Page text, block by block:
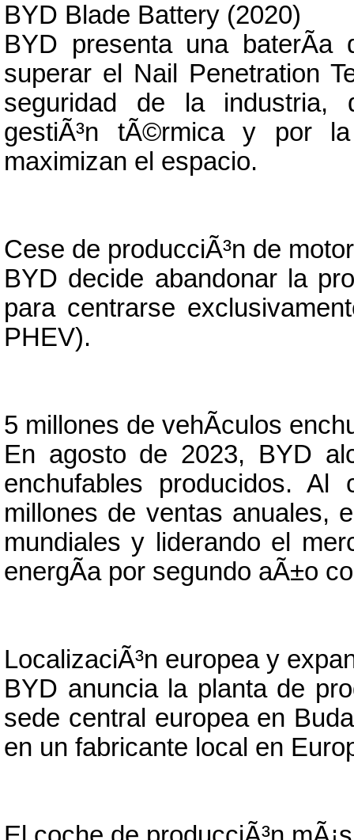
BYD Blade Battery (2020)
BYD presenta una baterÃ­a
superar el Nail Penetration
seguridad de la industria,
gestiÃ³n tÃ©rmica y por
maximizan el espacio.
Cese de producciÃ³n de
BYD decide abandonar la
para centrarse
PHEV).
5 millones de vehÃ­culos
En agosto de 2023, BYD
enchufables producidos.
millones de ventas anuales,
mundiales y liderando el
energÃ­a por segundo aÃ±o
LocalizaciÃ³n europea y
BYD anuncia la planta de
sede central europea en
en un fabricante local en